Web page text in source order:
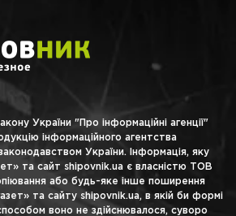
України "Про інформаційні агенції"
інформаційного агентства
України. Інформація, яку
та сайт shipovnik.ua є власністю ТОВ
або будь-яке інше поширення
та сайту shipovnik.ua, в якій би формі
воно не здійснювалося, суворо